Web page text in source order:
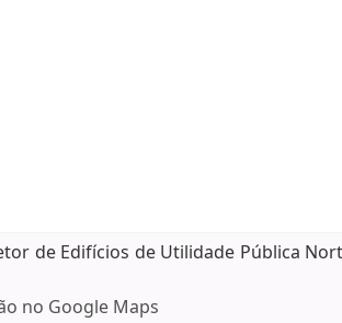
de Edifícios de Utilidade Pública
no Google Maps